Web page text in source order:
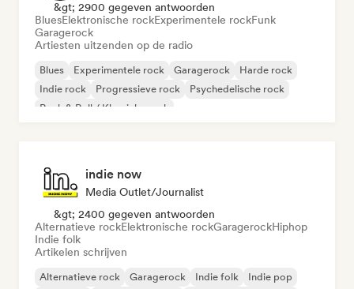
&gt; 2900 gegeven antwoorden
BluesElektronische rockExperimentele rockFunk
Garagerock
Artiesten uitzenden op de radio
Blues Experimentele rock Garagerock
Harde rock
Indie rock
Progressieve rock
Psychedelische rock
Rock & Roll / Klassieke rock
indie now
Media Outlet/Journalist
&gt; 2400 gegeven antwoorden
Alternatieve rockElektronische rockGaragerockHiphop
Indie folk
Artikelen schrijven
Alternatieve rock Garagerock Indie folk
Indie pop